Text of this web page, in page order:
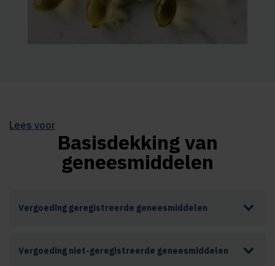
Lees voor
Basisdekking van
geneesmiddelen
Vergoeding geregistreerde geneesmiddelen
Vergoeding niet-geregistreerde geneesmiddelen